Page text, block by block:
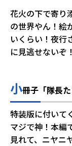
花火の下で寄り
の世界やん！絵
いくらい！夜行
に見逃せないぞ！
小冊子「隊長
特装版に付いて
マジで神！本編
見れて、ニヤニ